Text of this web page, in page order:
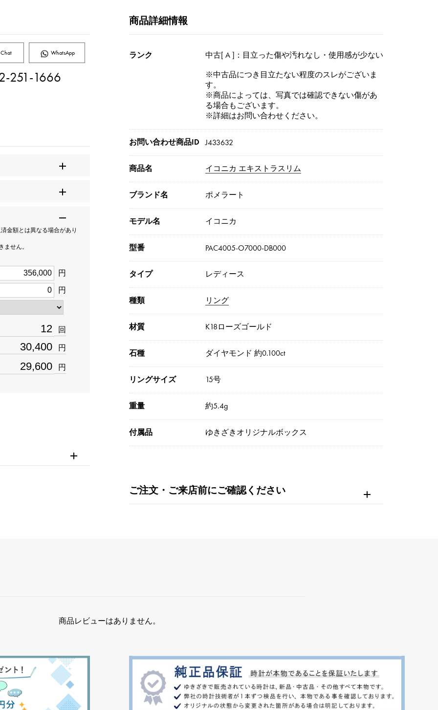
WhatsApp
251-1666
金額とは異なる場合があり
せん。
円
円
回
円
円
商品詳細情報
ランク 中古[ A ]：目立った傷や汚れなし・使用感が少ない
※中古品につき目立たない程度のスレがございま
す。
※商品によっては、写真では確認できない傷があ
る場合もございます。
※詳細はお問い合わせください。
お問い合わせ商品ID J433632
商品名 イコニカ エキストラスリム
ブランド名 ポメラート
モデル名 イコニカ
型番 PAC4005-O7000-DB000
タイプ レディース
種類 リング
材質 K18ローズゴールド
石種 ダイヤモンド 約0.100ct
リングサイズ 15号
重量 約5.4g
付属品 ゆきざきオリジナルボックス
ご注文・ご来店前にご確認ください
商品レビューはありません。